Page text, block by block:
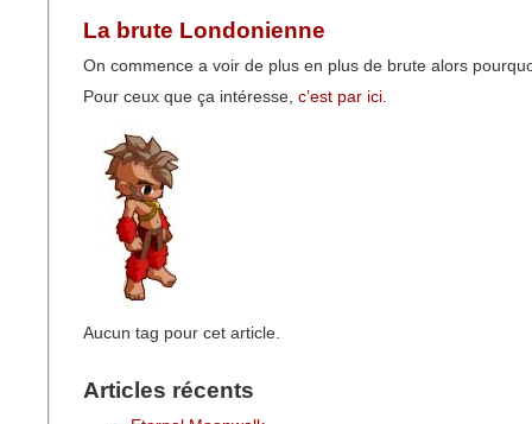
La brute Londonienne
On commence a voir de plus en plus de brute alors
Pour ceux que ça intéresse, c’est par ici.
Aucun tag pour cet article.
Articles récents